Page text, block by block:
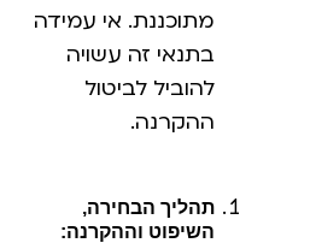
מתוכננת. אי עמידה
בתנאי זה עשויה
להוביל לביטול
ההקרנה.
תהליך הבחירה,
השיפוט וההקרנה: